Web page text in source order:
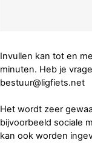
Invullen kan tot en
minuten. Heb je
bestuur@ligfiets.net
Het wordt zeer
bijvoorbeeld sociale
kan ook worden